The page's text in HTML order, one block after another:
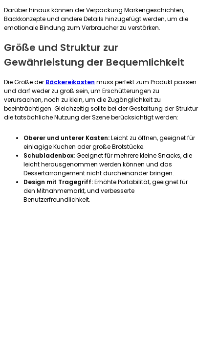
Darüber hinaus können der Verpackung Markengeschichten,
Backkonzepte und andere Details hinzugefügt werden, um die
emotionale Bindung zum Verbraucher zu verstärken.
Größe und Struktur zur
Gewährleistung der Bequemlichkeit
Die Größe der Bäckereikasten muss perfekt zum Produkt passen
und darf weder zu groß sein, um Erschütterungen zu
verursachen, noch zu klein, um die Zugänglichkeit zu
beeinträchtigen. Gleichzeitig sollte bei der Gestaltung der Struktur
die tatsächliche Nutzung der Szene berücksichtigt werden:
Oberer und unterer Kasten:Leicht zu öffnen, geeignet für
einlagige Kuchen oder große Brotstücke.
Schubladenbox:Geeignet für mehrere kleine Snacks, die
leicht herausgenommen werden können und das
Dessertarrangement nicht durcheinander bringen.
Design mit Tragegriff:Erhöhte Portabilität, geeignet für
den Mitnahmemarkt, und verbesserte
Benutzerfreundlichkeit.